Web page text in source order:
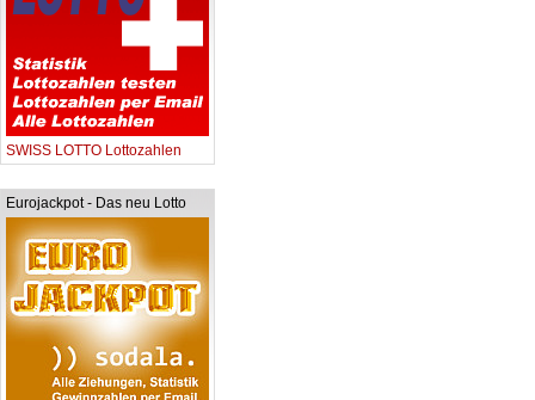
SWISS LOTTO Lottozahlen
Eurojackpot - Das neu Lotto